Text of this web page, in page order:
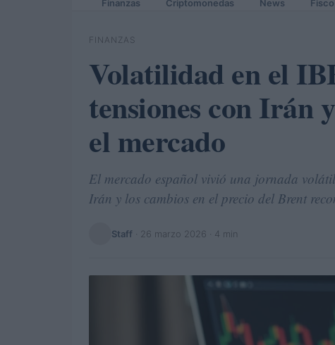
Finanzas Criptomonedas News Fisco
FINANZAS
Volatilidad en el
tensiones con Irán
el mercado
El mercado español vivió una jornada
Irán y los cambios en el precio del Brent
Staff 26 marzo 2026 · 4 min